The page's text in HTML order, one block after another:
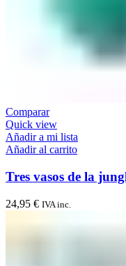
Comparar
Quick view
Añadir a mi lista
Añadir al carrito
Tres vasos de la
24,95 € IVA inc.